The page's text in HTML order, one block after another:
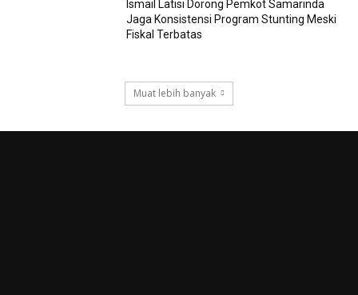
Ismail Latisi Dorong Pemkot Samarinda
Jaga Konsistensi Program Stunting Meski
Fiskal Terbatas
Muat lebih banyak